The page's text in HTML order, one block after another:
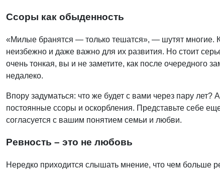
Ссоры как обыденность
«Милые бранятся — только тешатся», — шутят многие.
неизбежно и даже важно для их развития. Но стоит
очень тонкая, вы и не заметите, как после очередного
недалеко.
Впору задуматься: что же будет с вами через пару лет?
постоянные ссоры и оскорбления. Представьте себе
согласуется с вашим понятием семьи и любви.
Ревность – это не любовь
Нередко приходится слышать мнение, что чем больше